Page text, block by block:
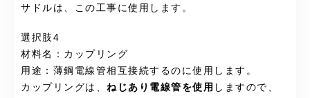
サドルは、この工事に使用します。
選択肢4
材料名：カップリング
用途：薄鋼電線管相互接続するのに使用します。
カップリングは、 ねじあり電線管を使用 しますので、